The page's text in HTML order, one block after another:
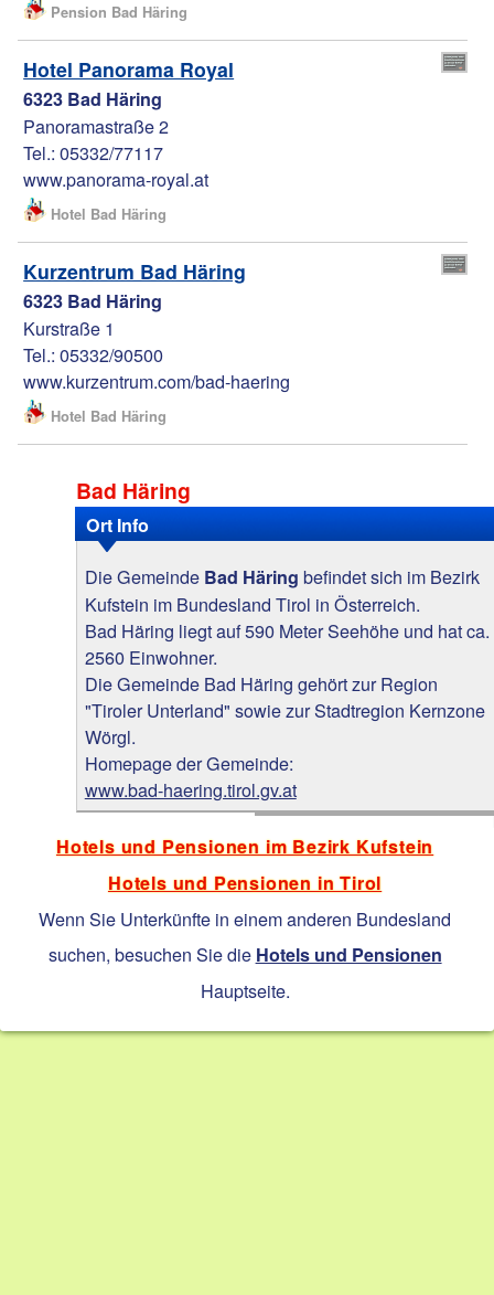
Pension Bad Häring
Hotel Panorama Royal
6323 Bad Häring
Panoramastraße 2
Tel.: 05332/77117
www.panorama-royal.at
Hotel Bad Häring
Kurzentrum Bad Häring
6323 Bad Häring
Kurstraße 1
Tel.: 05332/90500
www.kurzentrum.com/bad-haering
Hotel Bad Häring
Bad Häring
Ort Info
Die Gemeinde Bad Häring befindet sich im Bezirk
Kufstein im Bundesland Tirol in Österreich.
Bad Häring liegt auf 590 Meter Seehöhe und hat ca.
2560 Einwohner.
Die Gemeinde Bad Häring gehört zur Region
"Tiroler Unterland" sowie zur Stadtregion Kernzone
Wörgl.
Homepage der Gemeinde:
www.bad-haering.tirol.gv.at
Hotels und Pensionen im Bezirk Kufstein
Hotels und Pensionen in Tirol
Wenn Sie Unterkünfte in einem anderen Bundesland
suchen, besuchen Sie die Hotels und Pensionen
Hauptseite.